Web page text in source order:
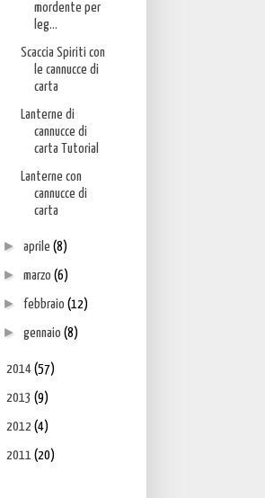
mordente per
leg...
Scaccia Spiriti con
le cannucce di
carta
Lanterne di
cannucce di
carta Tutorial
Lanterne con
cannucce di
carta
►aprile(8)
►marzo(6)
►febbraio(12)
►gennaio(8)
2014 (57)
2013 (9)
2012 (4)
2011 (20)